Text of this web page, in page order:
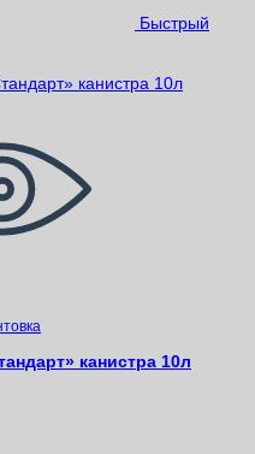
Быстрый
канистра 10л